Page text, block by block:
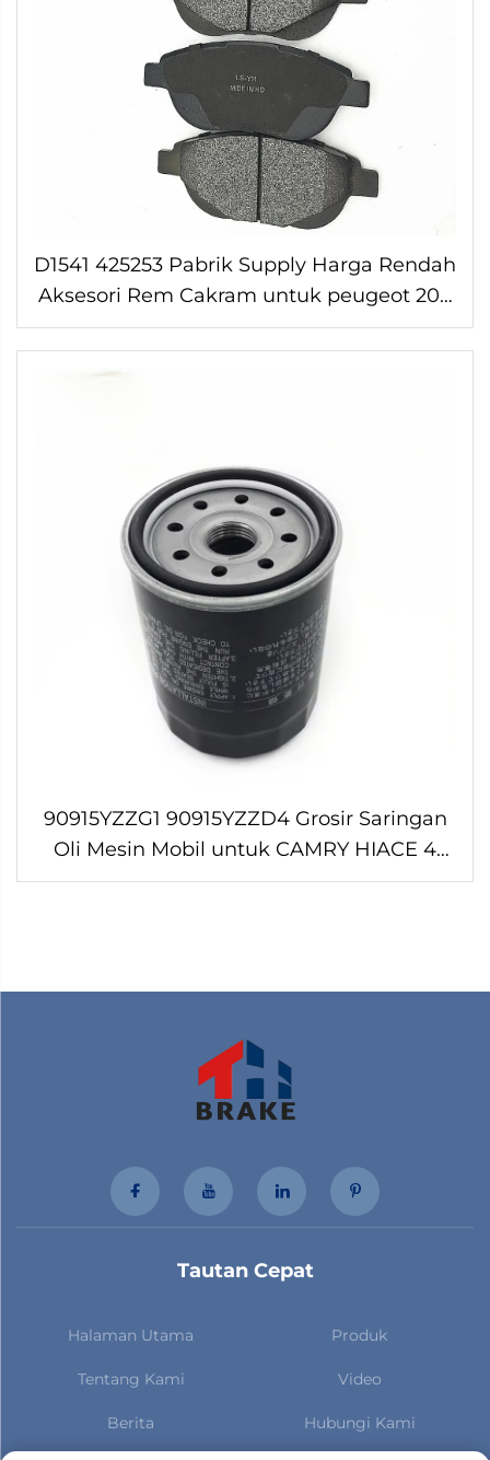
D1541 425253 Pabrik Supply Harga Rendah
Aksesori Rem Cakram untuk peugeot 207
307
90915YZZG1 90915YZZD4 Grosir Saringan
Oli Mesin Mobil untuk CAMRY HIACE 4
RUNNER
Tautan Cepat
Halaman Utama Produk
Tentang Kami Video
Berita Hubungi Kami